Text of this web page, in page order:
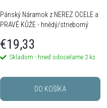
Pánský Náramok z NEREZ OCELE a
PRAVÉ KŮŽE - hnědý/strieborný
€19,33
Skladom - hneď odosielame 2 ks
DO KOŠÍKA